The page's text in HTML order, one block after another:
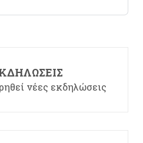
νέες εκδηλώσεις